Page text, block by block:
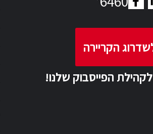
הקריירה
הפייסבוק שלנו!